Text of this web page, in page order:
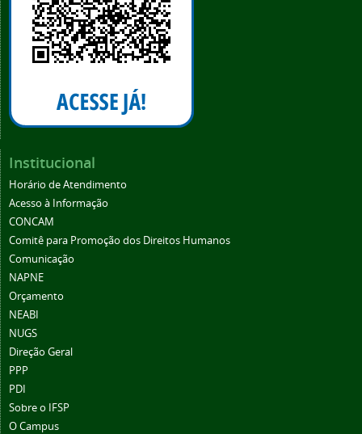
Institucional
Horário de Atendimento
Acesso à Informação
CONCAM
Comitê para Promoção dos Direitos Humanos
Comunicação
NAPNE
Orçamento
NEABI
NUGS
Direção Geral
PPP
PDI
Sobre o IFSP
O Campus